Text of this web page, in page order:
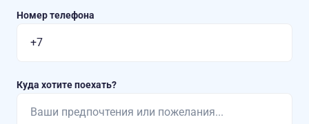
Номер телефона
Куда хотите поехать?